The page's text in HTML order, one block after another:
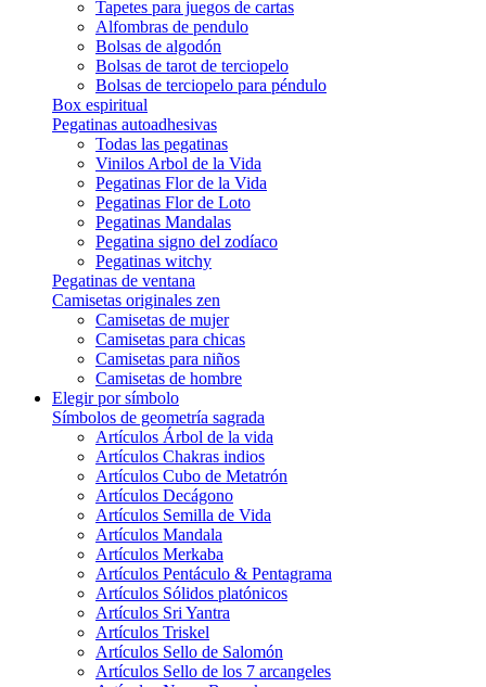
Tapetes para juegos de cartas
Alfombras de pendulo
Bolsas de algodón
Bolsas de tarot de terciopelo
Bolsas de terciopelo para péndulo
Box espiritual
Pegatinas autoadhesivas
Todas las pegatinas
Vinilos Arbol de la Vida
Pegatinas Flor de la Vida
Pegatinas Flor de Loto
Pegatinas Mandalas
Pegatina signo del zodíaco
Pegatinas witchy
Pegatinas de ventana
Camisetas originales zen
Camisetas de mujer
Camisetas para chicas
Camisetas para niños
Camisetas de hombre
Elegir por símbolo
Símbolos de geometría sagrada
Artículos Árbol de la vida
Artículos Chakras indios
Artículos Cubo de Metatrón
Artículos Decágono
Artículos Semilla de Vida
Artículos Mandala
Artículos Merkaba
Artículos Pentáculo & Pentagrama
Artículos Sólidos platónicos
Artículos Sri Yantra
Artículos Triskel
Artículos Sello de Salomón
Artículos Sello de los 7 arcangeles